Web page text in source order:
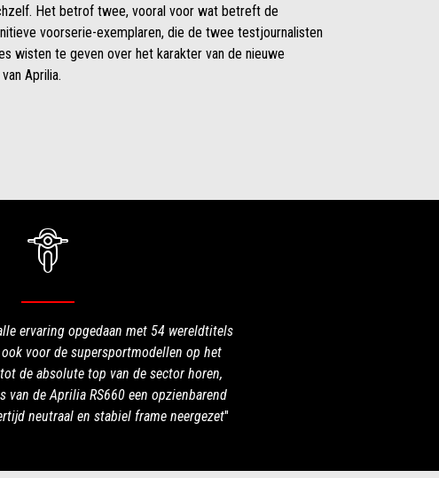
Het betrof twee, vooral voor wat betreft de
voorserie-exemplaren, die de twee testjournalisten
wisten te geven over het karakter van de nieuwe
Aprilia.
ervaring opgedaan met 54 wereldtitels
voor de supersportmodellen op het
de absolute top van de sector horen,
van de Aprilia RS660 een opzienbarend
neutraal en stabiel frame neergezet"